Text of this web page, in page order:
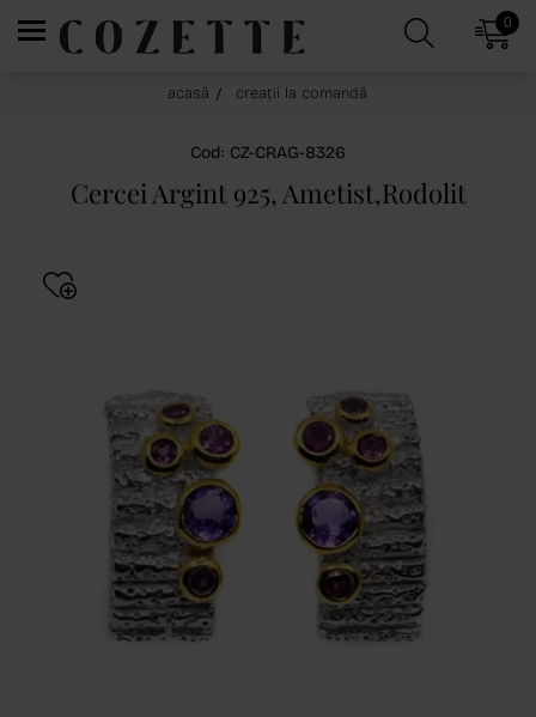
0
acasă creații la comandă
Cod: CZ-CRAG-8326
Cercei Argint 925, Ametist,Rodolit